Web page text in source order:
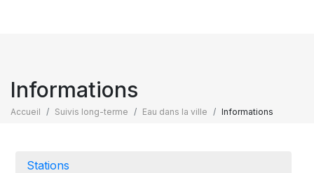
Informations
Accueil Suivis long-terme Eau dans la ville Informations
Stations